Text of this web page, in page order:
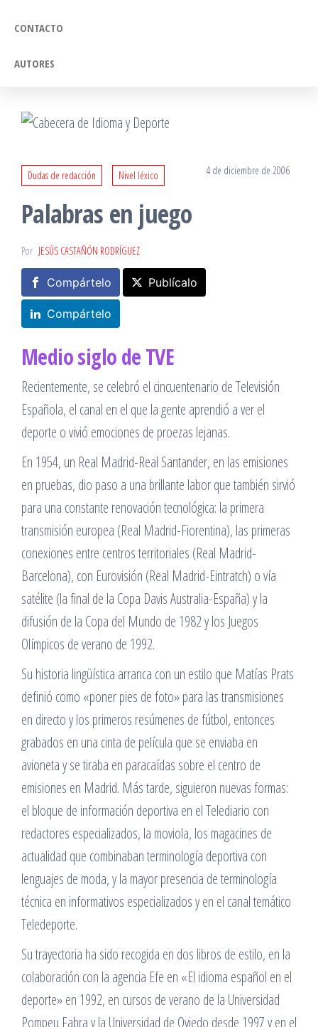
CONTACTO
AUTORES
Dudas de redacción Nivel léxico 4 de diciembre de 2006
Palabras en juego
Por JESÚS CASTAÑÓN RODRÍGUEZ
Compártelo Publícalo
Compártelo
Medio siglo de TVE
Recientemente, se celebró el cincuentenario de Televisión
Española, el canal en el que la gente aprendió a ver el
deporte o vivió emociones de proezas lejanas.
En 1954, un Real Madrid-Real Santander, en las emisiones
en pruebas, dio paso a una brillante labor que también sirvió
para una constante renovación tecnológica: la primera
transmisión europea (Real Madrid-Fiorentina), las primeras
conexiones entre centros territoriales (Real Madrid-
Barcelona), con Eurovisión (Real Madrid-Eintratch) o vía
satélite (la final de la Copa Davis Australia-España) y la
difusión de la Copa del Mundo de 1982 y los Juegos
Olímpicos de verano de 1992.
Su historia lingüística arranca con un estilo que Matías Prats
definió como «poner pies de foto» para las transmisiones
en directo y los primeros resúmenes de fútbol, entonces
grabados en una cinta de película que se enviaba en
avioneta y se tiraba en paracaídas sobre el centro de
emisiones en Madrid. Más tarde, siguieron nuevas formas:
el bloque de información deportiva en el Telediario con
redactores especializados, la moviola, los magacines de
actualidad que combinaban terminología deportiva con
lenguajes de moda, y la mayor presencia de terminología
técnica en informativos especializados y en el canal temático
Teledeporte.
Su trayectoria ha sido recogida en dos libros de estilo, en la
colaboración con la agencia Efe en «El idioma español en el
deporte» en 1992, en cursos de verano de la Universidad
Pompeu Fabra y la Universidad de Oviedo desde 1997 y en el